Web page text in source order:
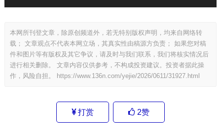
本网所刊登文章，除原创频道外，若无特别版权声明，均来自网络转
载； 文章观点不代表本网立场，其真实性由稿源方负责； 如果您对稿
件和图片等有版权及其它争议，请及时与我们联系，我们将核实情况后
进行相关删除。 文章内容仅供参考，不构成投资建议。投资者据此操
作，风险自担。
https://www.136n.com/yejie/2026/0611/31927.html
打赏 2赞